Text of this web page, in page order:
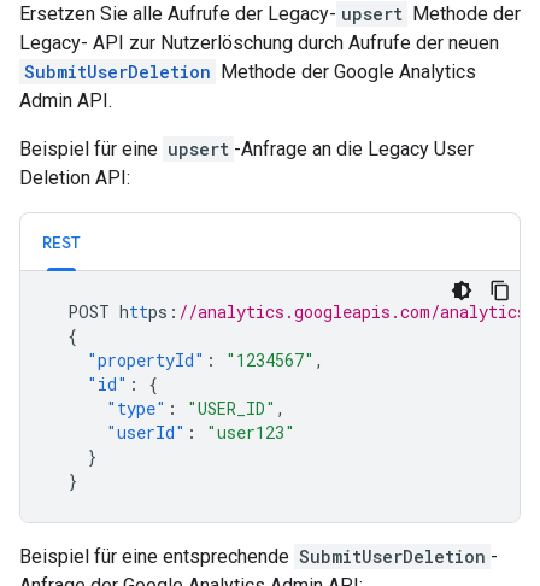
Ersetzen Sie alle Aufrufe der Legacy- upsert Methode der
Legacy- API zur Nutzerlöschung durch Aufrufe der neuen
SubmitUserDeletion Methode der Google Analytics
Admin API.
Beispiel für eine upsert -Anfrage an die Legacy User
Deletion API:
REST
POST https : //analytics.googleapis.com/analytics/
{
"propertyId" : "1234567" ,
"id" :
{
"type" : "USER_ID" ,
"userId" :
"user123"
}
}
Beispiel für eine entsprechende SubmitUserDeletion -